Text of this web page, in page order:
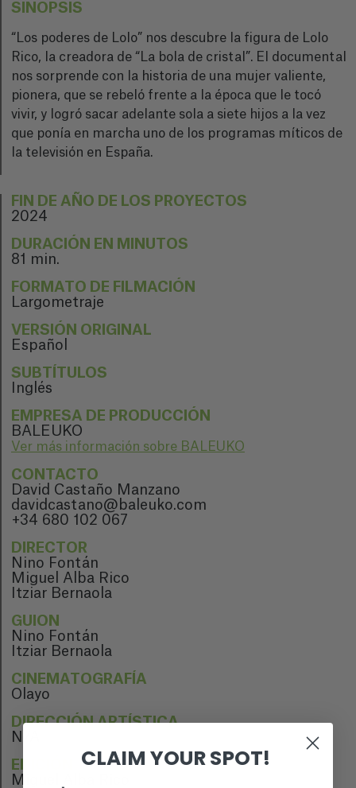
SINOPSIS
“Los poderes de Lolo” nos descubre la figura de Lolo
Rico, la creadora de “La bola de cristal”. El documental
nos sorprende con la historia de una mujer valiente,
pionera, que se rebeló frente a la época que le tocó
vivir, y logró sacar adelante sola a siete hijos a la vez
que ponía en marcha uno de los programas míticos de
la televisión en España.
FIN DE AÑO DE LOS PROYECTOS
2024
DURACIÓN EN MINUTOS
81 min.
FORMATO DE FILMACIÓN
Largometraje
VERSIÓN ORIGINAL
Español
SUBTÍTULOS
Inglés
EMPRESA DE PRODUCCIÓN
BALEUKO
Ver más información sobre BALEUKO
CONTACTO
David Castaño Manzano
davidcastano@baleuko.com
+34 680 102 067
DIRECTOR
Nino Fontán
Miguel Alba Rico
Itziar Bernaola
GUION
Nino Fontán
Itziar Bernaola
CINEMATOGRAFÍA
Olayo
DIRECCIÓN ARTÍSTICA
N/A
EDICIÓN
Miguel Alba Rico
CLAIM YOUR SPOT!